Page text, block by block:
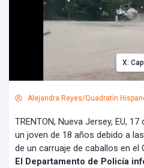
X:
Alejandra Reyes/Quadratín
TRENTON, Nueva Jersey, EU,
un joven de 18 años debido a
de un carruaje de caballos en el
El Departamento de Policía